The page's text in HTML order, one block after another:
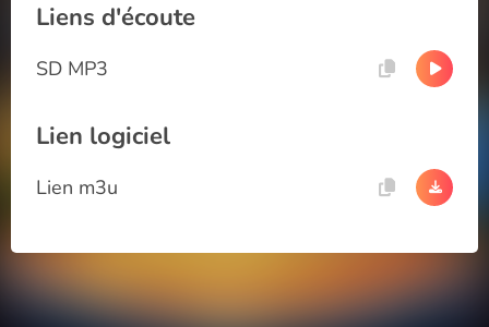
Liens d'écoute
SD MP3
Lien logiciel
Lien m3u